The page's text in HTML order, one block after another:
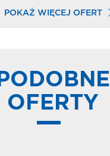
POKAŻ WIĘCEJ OFERT
PODOBNE
OFERTY